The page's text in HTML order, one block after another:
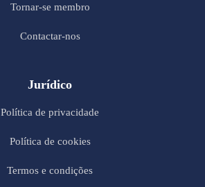
Tornar-se membro
Contactar-nos
Jurídico
Política de privacidade
Política de cookies
Termos e condições